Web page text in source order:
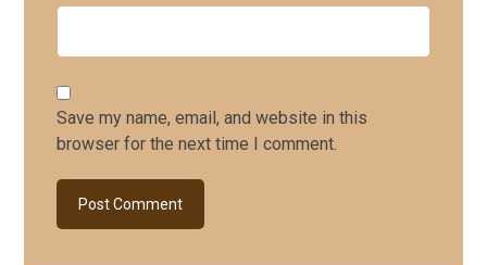
Save my name, email, and website in this
browser for the next time I comment.
Post Comment